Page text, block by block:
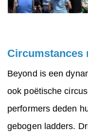
Circumstances
Beyond is een
ook poëtische
performers deden
gebogen ladders.